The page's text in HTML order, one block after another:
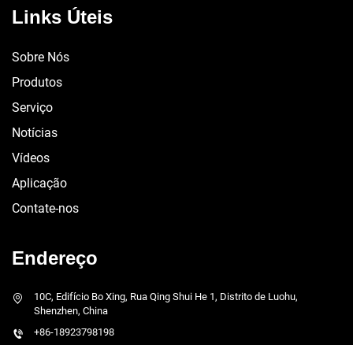
Links Úteis
Sobre Nós
Produtos
Serviço
Notícias
Vídeos
Aplicação
Contate-nos
Endereço
10C, Edifício Bo Xing, Rua Qing Shui He 1, Distrito de Luohu,
Shenzhen, China
+86-18923798198